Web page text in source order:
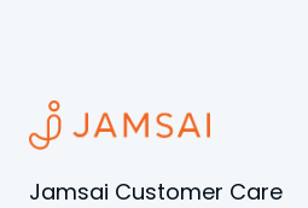
Jamsai Customer Care